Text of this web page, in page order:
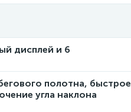
дисплей и 6
полотна, быстрое
угла наклона